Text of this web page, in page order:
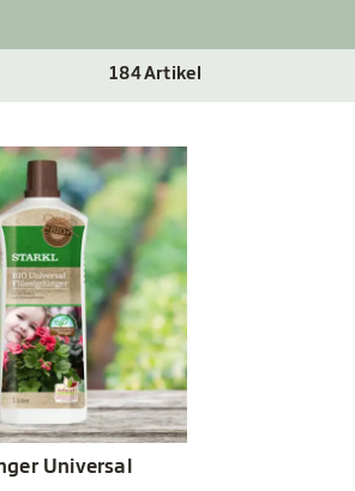
184Artikel
Universal